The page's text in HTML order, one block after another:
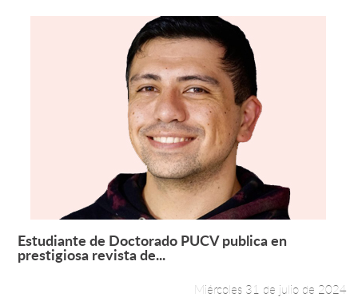
Leer más +
Estudiante de Doctorado PUCV publica en
prestigiosa revista de...
Miércoles 31 de julio de 2024